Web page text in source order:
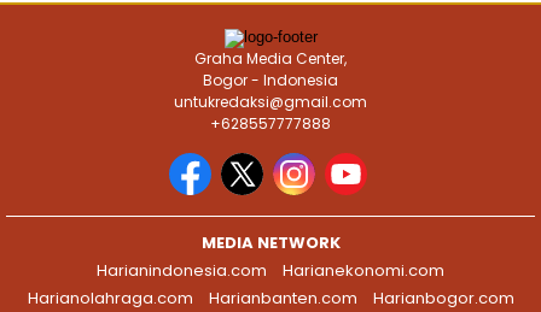
Graha Media Center,
Bogor - Indonesia
untukredaksi@gmail.com
+628557777888
MEDIA NETWORK
Harianindonesia.com
Harianekonomi.com
Harianolahraga.com
Harianbanten.com
Harianbogor.com